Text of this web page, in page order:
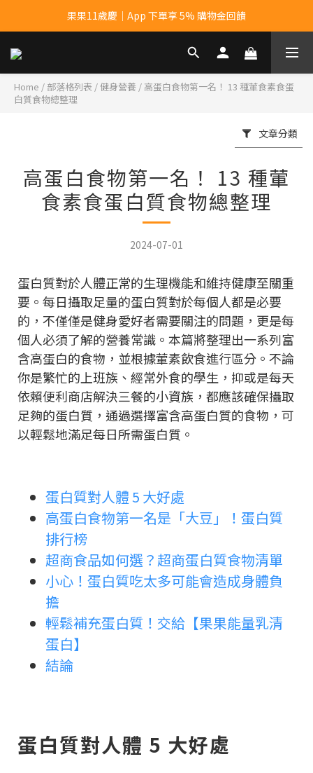
果果11歲慶｜App 下單享 5% 購物金回饋
果果11歲慶｜App 下單享 5% 購物金回饋
結帳輸入優惠代碼【gopower】享全單95折優惠！
Home / 部落格列表 /健身營養 / 高蛋白食物第一名！ 13 種葷食素食蛋
白質食物總整理
文章分類
高蛋白食物第一名！ 13 種葷
食素食蛋白質食物總整理
2024-07-01
蛋白質對於人體正常的生理機能和維持健康至關重
要。每日攝取足量的蛋白質對於每個人都是必要
的，不僅僅是健身愛好者需要關注的問題，更是每
個人必須了解的營養常識。本篇將整理出一系列富
含高蛋白的食物，並根據葷素飲食進行區分。不論
你是繁忙的上班族、經常外食的學生，抑或是每天
依賴便利商店解決三餐的小資族，都應該確保攝取
足夠的蛋白質，通過選擇富含高蛋白質的食物，可
以輕鬆地滿足每日所需蛋白質。
蛋白質對人體 5 大好處
高蛋白食物第一名是「大豆」！蛋白質
排行榜
超商食品如何選？超商蛋白質食物清單
小心！蛋白質吃太多可能會造成身體負
擔
輕鬆補充蛋白質！交給【果果能量乳清
蛋白】
結論
蛋白質對人體 5 大好處